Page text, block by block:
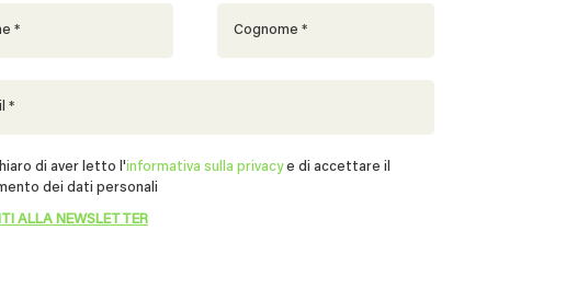
di aver letto l'informativa sulla privacye di accettare il
dei dati personali